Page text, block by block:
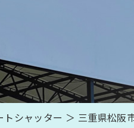
トシャッター ＞ 三重県松